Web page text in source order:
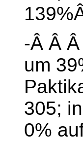
-Â Â
um
305;
0%